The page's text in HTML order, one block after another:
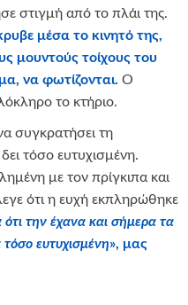
στιγμή από το πλάι της.
μέσα το κινητό της,
μουντούς τοίχους του
να φωτίζονται. Ο
το κτήριο.
συγκρατήσει τη
τόσο ευτυχισμένη.
με τον πρίγκιπα και
ότι η ευχή εκπληρώθηκε
ότι την έχανα και σήμερα τα
ευτυχισμένη», μας